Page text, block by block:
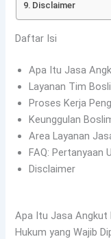
Disclaimer
Daftar Isi
Apa Itu Jasa
Layanan Tim
Proses Kerja
Keunggulan
Area Layanan
FAQ: Pertanyaan
Disclaimer
Apa Itu Jasa Angkut
Hukum yang Wajib